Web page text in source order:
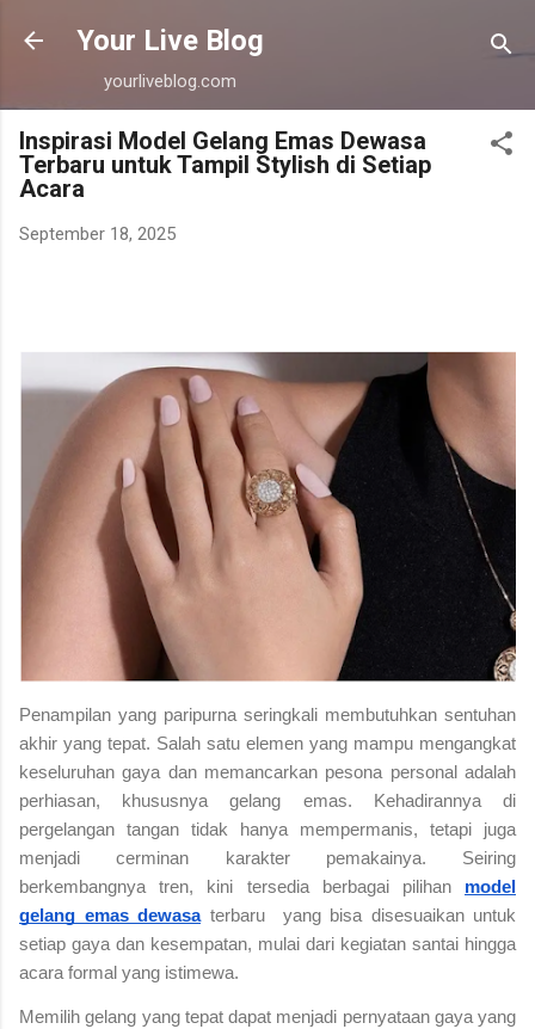
Your Live Blog
yourliveblog.com
Inspirasi Model Gelang Emas Dewasa
Terbaru untuk Tampil Stylish di Setiap
Acara
September 18, 2025
Penampilan yang paripurna seringkali membutuhkan sentuhan
akhir yang tepat. Salah satu elemen yang mampu mengangkat
keseluruhan gaya dan memancarkan pesona personal adalah
perhiasan, khususnya gelang emas. Kehadirannya di
pergelangan tangan tidak hanya mempermanis, tetapi juga
menjadi cerminan karakter pemakainya. Seiring
berkembangnya tren, kini tersedia berbagai pilihan model
gelang emas dewasaterbaru yang bisa disesuaikan untuk
setiap gaya dan kesempatan, mulai dari kegiatan santai hingga
acara formal yang istimewa.
Memilih gelang yang tepat dapat menjadi pernyataan gaya yang